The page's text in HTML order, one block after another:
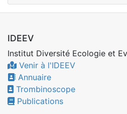
IDEEV
Institut Diversité Ecologie et
Venir à l'IDEEV
Annuaire
Trombinoscope
Publications